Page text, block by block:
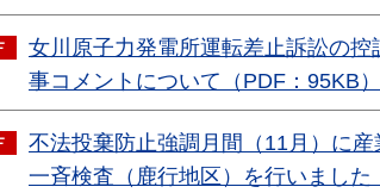
女川原子力発電所運転差止訴訟の控
事コメントについて（PDF：95KB）
不法投棄防止強調月間（11月）に
一斉検査（鹿行地区）を行いました